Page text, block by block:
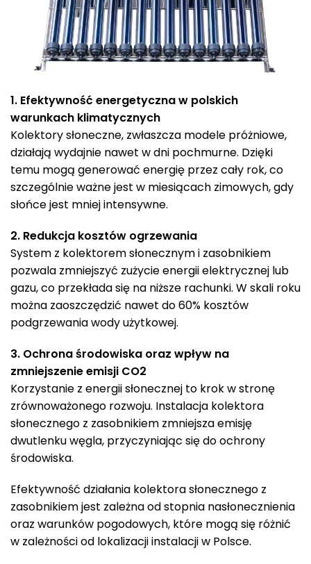
1. Efektywność energetyczna w polskich
warunkach klimatycznych
Kolektory słoneczne, zwłaszcza modele próżniowe,
działają wydajnie nawet w dni pochmurne. Dzięki
temu mogą generować energię przez cały rok, co
szczególnie ważne jest w miesiącach zimowych, gdy
słońce jest mniej intensywne.
2. Redukcja kosztów ogrzewania
System z kolektorem słonecznym i zasobnikiem
pozwala zmniejszyć zużycie energii elektrycznej lub
gazu, co przekłada się na niższe rachunki. W skali roku
można zaoszczędzić nawet do 60% kosztów
podgrzewania wody użytkowej.
3. Ochrona środowiska oraz wpływ na
zmniejszenie emisji CO2
Korzystanie z energii słonecznej to krok w stronę
zrównoważonego rozwoju. Instalacja kolektora
słonecznego z zasobnikiem zmniejsza emisję
dwutlenku węgla, przyczyniając się do ochrony
środowiska.
Efektywność działania kolektora słonecznego z
zasobnikiem jest zależna od stopnia nasłonecznienia
oraz warunków pogodowych, które mogą się różnić
w zależności od lokalizacji instalacji w Polsce.